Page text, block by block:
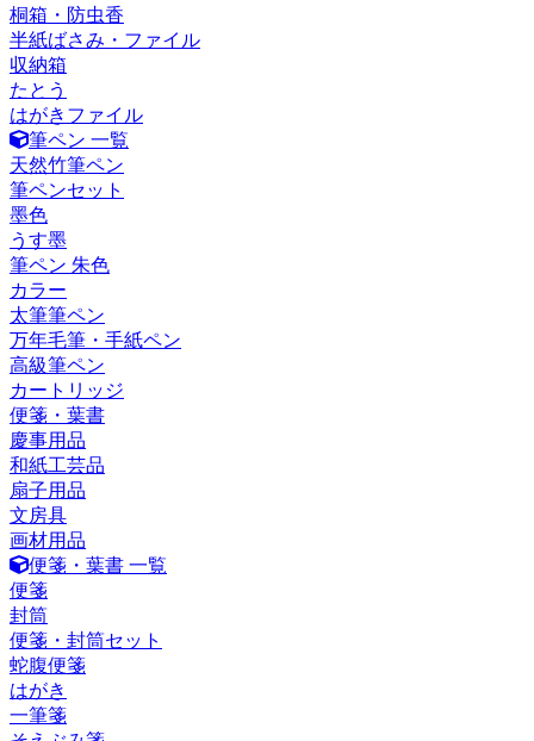
桐箱・防虫香
半紙ばさみ・ファイル
収納箱
たとう
はがきファイル
筆ペン 一覧
天然竹筆ペン
筆ペンセット
墨色
うす墨
筆ペン 朱色
カラー
太筆筆ペン
万年毛筆・手紙ペン
高級筆ペン
カートリッジ
便箋・葉書
慶事用品
和紙工芸品
扇子用品
文房具
画材用品
便箋・葉書 一覧
便箋
封筒
便箋・封筒セット
蛇腹便箋
はがき
一筆箋